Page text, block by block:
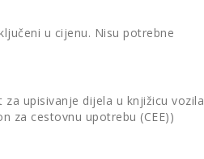
u cijenu. Nisu potrebne
upisivanje dijela u knjižicu vozila
za cestovnu upotrebu (CEE))